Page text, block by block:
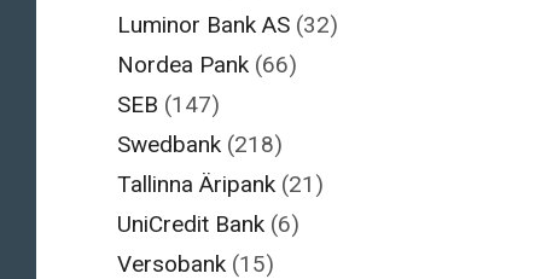
Luminor Bank AS (32)
Nordea Pank (66)
SEB (147)
Swedbank (218)
Tallinna Äripank (21)
UniCredit Bank (6)
Versobank (15)